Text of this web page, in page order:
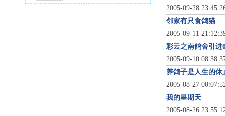
2005-09-28
邻家有只食鸽猫
2005-09-11
彩云之南鸽舍引进
2005-09-10
养鸽子是人生的休
2005-08-27
我的星期天
2005-08-26